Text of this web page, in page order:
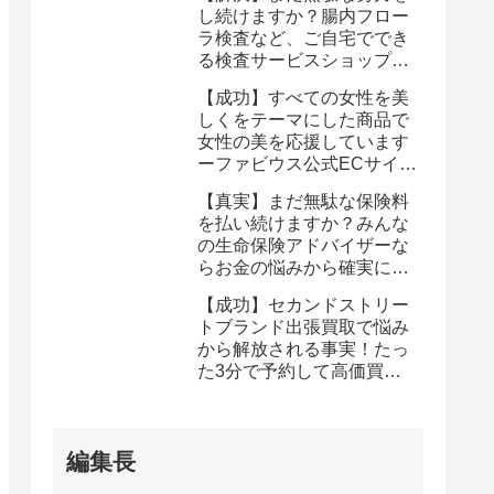
し続けますか？腸内フロー
ラ検査など、ご自宅ででき
る検査サービスショップ
ならたった1回で驚くほど
簡単に悩みが解消する事実
【成功】すべての女性を美
しくをテーマにした商品で
女性の美を応援しています
ーファビウス公式ECサイト
クション金賞の秘密を公開
【真実】まだ無駄な保険料
を払い続けますか？みんな
の生命保険アドバイザーな
らお金の悩みから確実に解
【成功】セカンドストリー
トブランド出張買取で悩み
から解放される事実！たっ
た3分で予約して高価買取
編集長